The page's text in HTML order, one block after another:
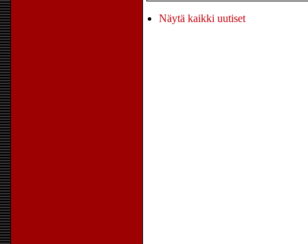
Näytä kaikki uutiset